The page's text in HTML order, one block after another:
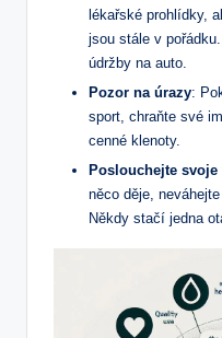
lékařské prohlídky,
jsou stále v
údržby na auto.
Pozor na úrazy:
sport, chraňte své
cenné klenoty.
Poslouchejte svoje
něco děje,
Někdy stačí jedna